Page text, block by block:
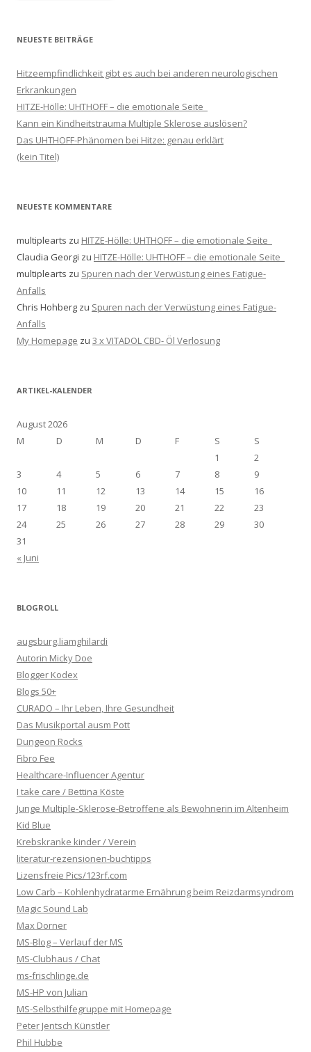
NEUESTE BEITRÄGE
Hitzeempfindlichkeit gibt es auch bei anderen neurologischen
Erkrankungen
HITZE-Hölle: UHTHOFF – die emotionale Seite
Kann ein Kindheitstrauma Multiple Sklerose auslösen?
Das UHTHOFF-Phänomen bei Hitze: genau erklärt
(kein Titel)
NEUESTE KOMMENTARE
multiplearts zu HITZE-Hölle: UHTHOFF – die emotionale Seite
Claudia Georgi zu HITZE-Hölle: UHTHOFF – die emotionale Seite
multiplearts zu Spuren nach der Verwüstung eines Fatigue-
Anfalls
Chris Hohberg zu Spuren nach der Verwüstung eines Fatigue-
Anfalls
My Homepage zu 3 x VITADOL CBD- Öl Verlosung
ARTIKEL-KALENDER
August 2026
M
D M D F S
S
1
2
3
4 5 6 7 8
9
10
11 12 13 14 15
16
17
18 19 20 21 22
23
24
25 26 27 28 29
30
31
« Juni
BLOGROLL
augsburg.liamghilardi
Autorin Micky Doe
Blogger Kodex
Blogs 50+
CURADO – Ihr Leben, Ihre Gesundheit
Das Musikportal ausm Pott
Dungeon Rocks
Fibro Fee
Healthcare-Influencer Agentur
I take care / Bettina Köste
Junge Multiple-Sklerose-Betroffene als Bewohnerin im Altenheim
Kid Blue
Krebskranke kinder / Verein
literatur-rezensionen-buchtipps
Lizensfreie Pics/123rf.com
Low Carb – Kohlenhydratarme Ernährung beim Reizdarmsyndrom
Magic Sound Lab
Max Dorner
MS-Blog – Verlauf der MS
MS-Clubhaus / Chat
ms-frischlinge.de
MS-HP von Julian
MS-Selbsthilfegruppe mit Homepage
Peter Jentsch Künstler
Phil Hubbe